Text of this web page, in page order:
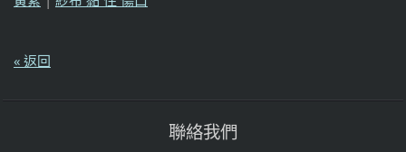
« 返回
聯絡我們